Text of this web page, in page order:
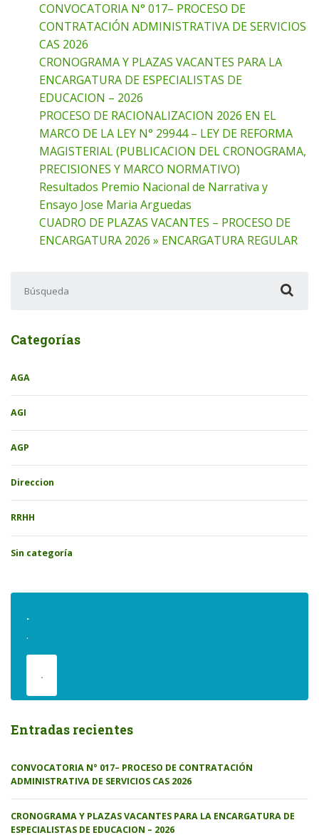
CONVOCATORIA N° 017– PROCESO DE
CONTRATACIÓN ADMINISTRATIVA DE SERVICIOS
CAS 2026
CRONOGRAMA Y PLAZAS VACANTES PARA LA
ENCARGATURA DE ESPECIALISTAS DE
EDUCACION – 2026
PROCESO DE RACIONALIZACION 2026 EN EL
MARCO DE LA LEY N° 29944 – LEY DE REFORMA
MAGISTERIAL (PUBLICACION DEL CRONOGRAMA,
PRECISIONES Y MARCO NORMATIVO)
Resultados Premio Nacional de Narrativa y
Ensayo Jose Maria Arguedas
CUADRO DE PLAZAS VACANTES – PROCESO DE
ENCARGATURA 2026 » ENCARGATURA REGULAR
Categorías
AGA
AGI
AGP
Direccion
RRHH
Sin categoría
.
.
.
Entradas recientes
CONVOCATORIA N° 017– PROCESO DE CONTRATACIÓN
ADMINISTRATIVA DE SERVICIOS CAS 2026
CRONOGRAMA Y PLAZAS VACANTES PARA LA ENCARGATURA DE
ESPECIALISTAS DE EDUCACION – 2026